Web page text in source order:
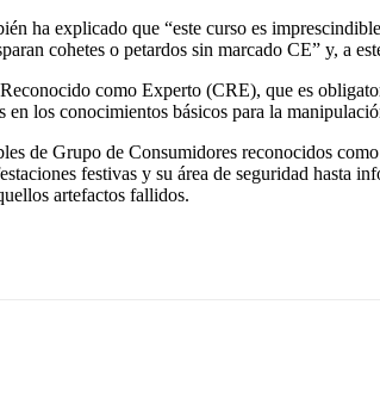
ha explicado que “este curso es
cohetes o petardos sin marcado CE” y, a
como Experto (CRE), que es
en los conocimientos básicos para la
de Grupo de Consumidores reconocidos
festivas y su área de seguridad hasta
artefactos fallidos.